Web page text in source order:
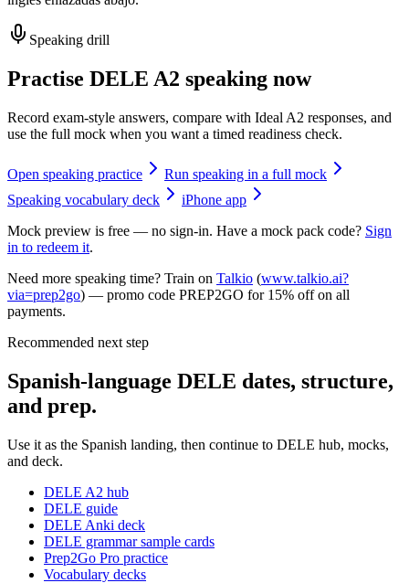
Speaking drill
Practise DELE A2 speaking now
Record exam-style answers, compare with Ideal A2 responses, and
use the full mock when you want a timed readiness check.
Open speaking practice
Run speaking in a full mock
Speaking vocabulary deck
iPhone app
Mock preview is free — no sign-in. Have a mock pack code? Sign
in to redeem it.
Need more speaking time? Train on Talkio (www.talkio.ai?
via=prep2go) — promo code PREP2GO for 15% off on all
payments.
Recommended next step
Spanish-language DELE dates, structure,
and prep.
Use it as the Spanish landing, then continue to DELE hub, mocks,
and deck.
DELE A2 hub
DELE guide
DELE Anki deck
DELE grammar sample cards
Prep2Go Pro practice
Vocabulary decks